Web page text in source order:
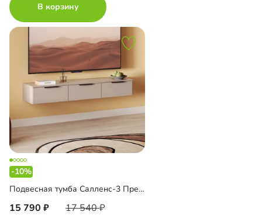
В корзину
-10%
Подвесная тумба Салленс-3 Премиум
15 790 17 540